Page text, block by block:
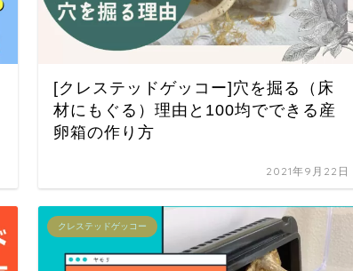
[クレステッドゲッコー]穴を掘る（床
材にもぐる）理由と100均でできる産
卵箱の作り方
2021年9月22日
クレステッドゲッコー